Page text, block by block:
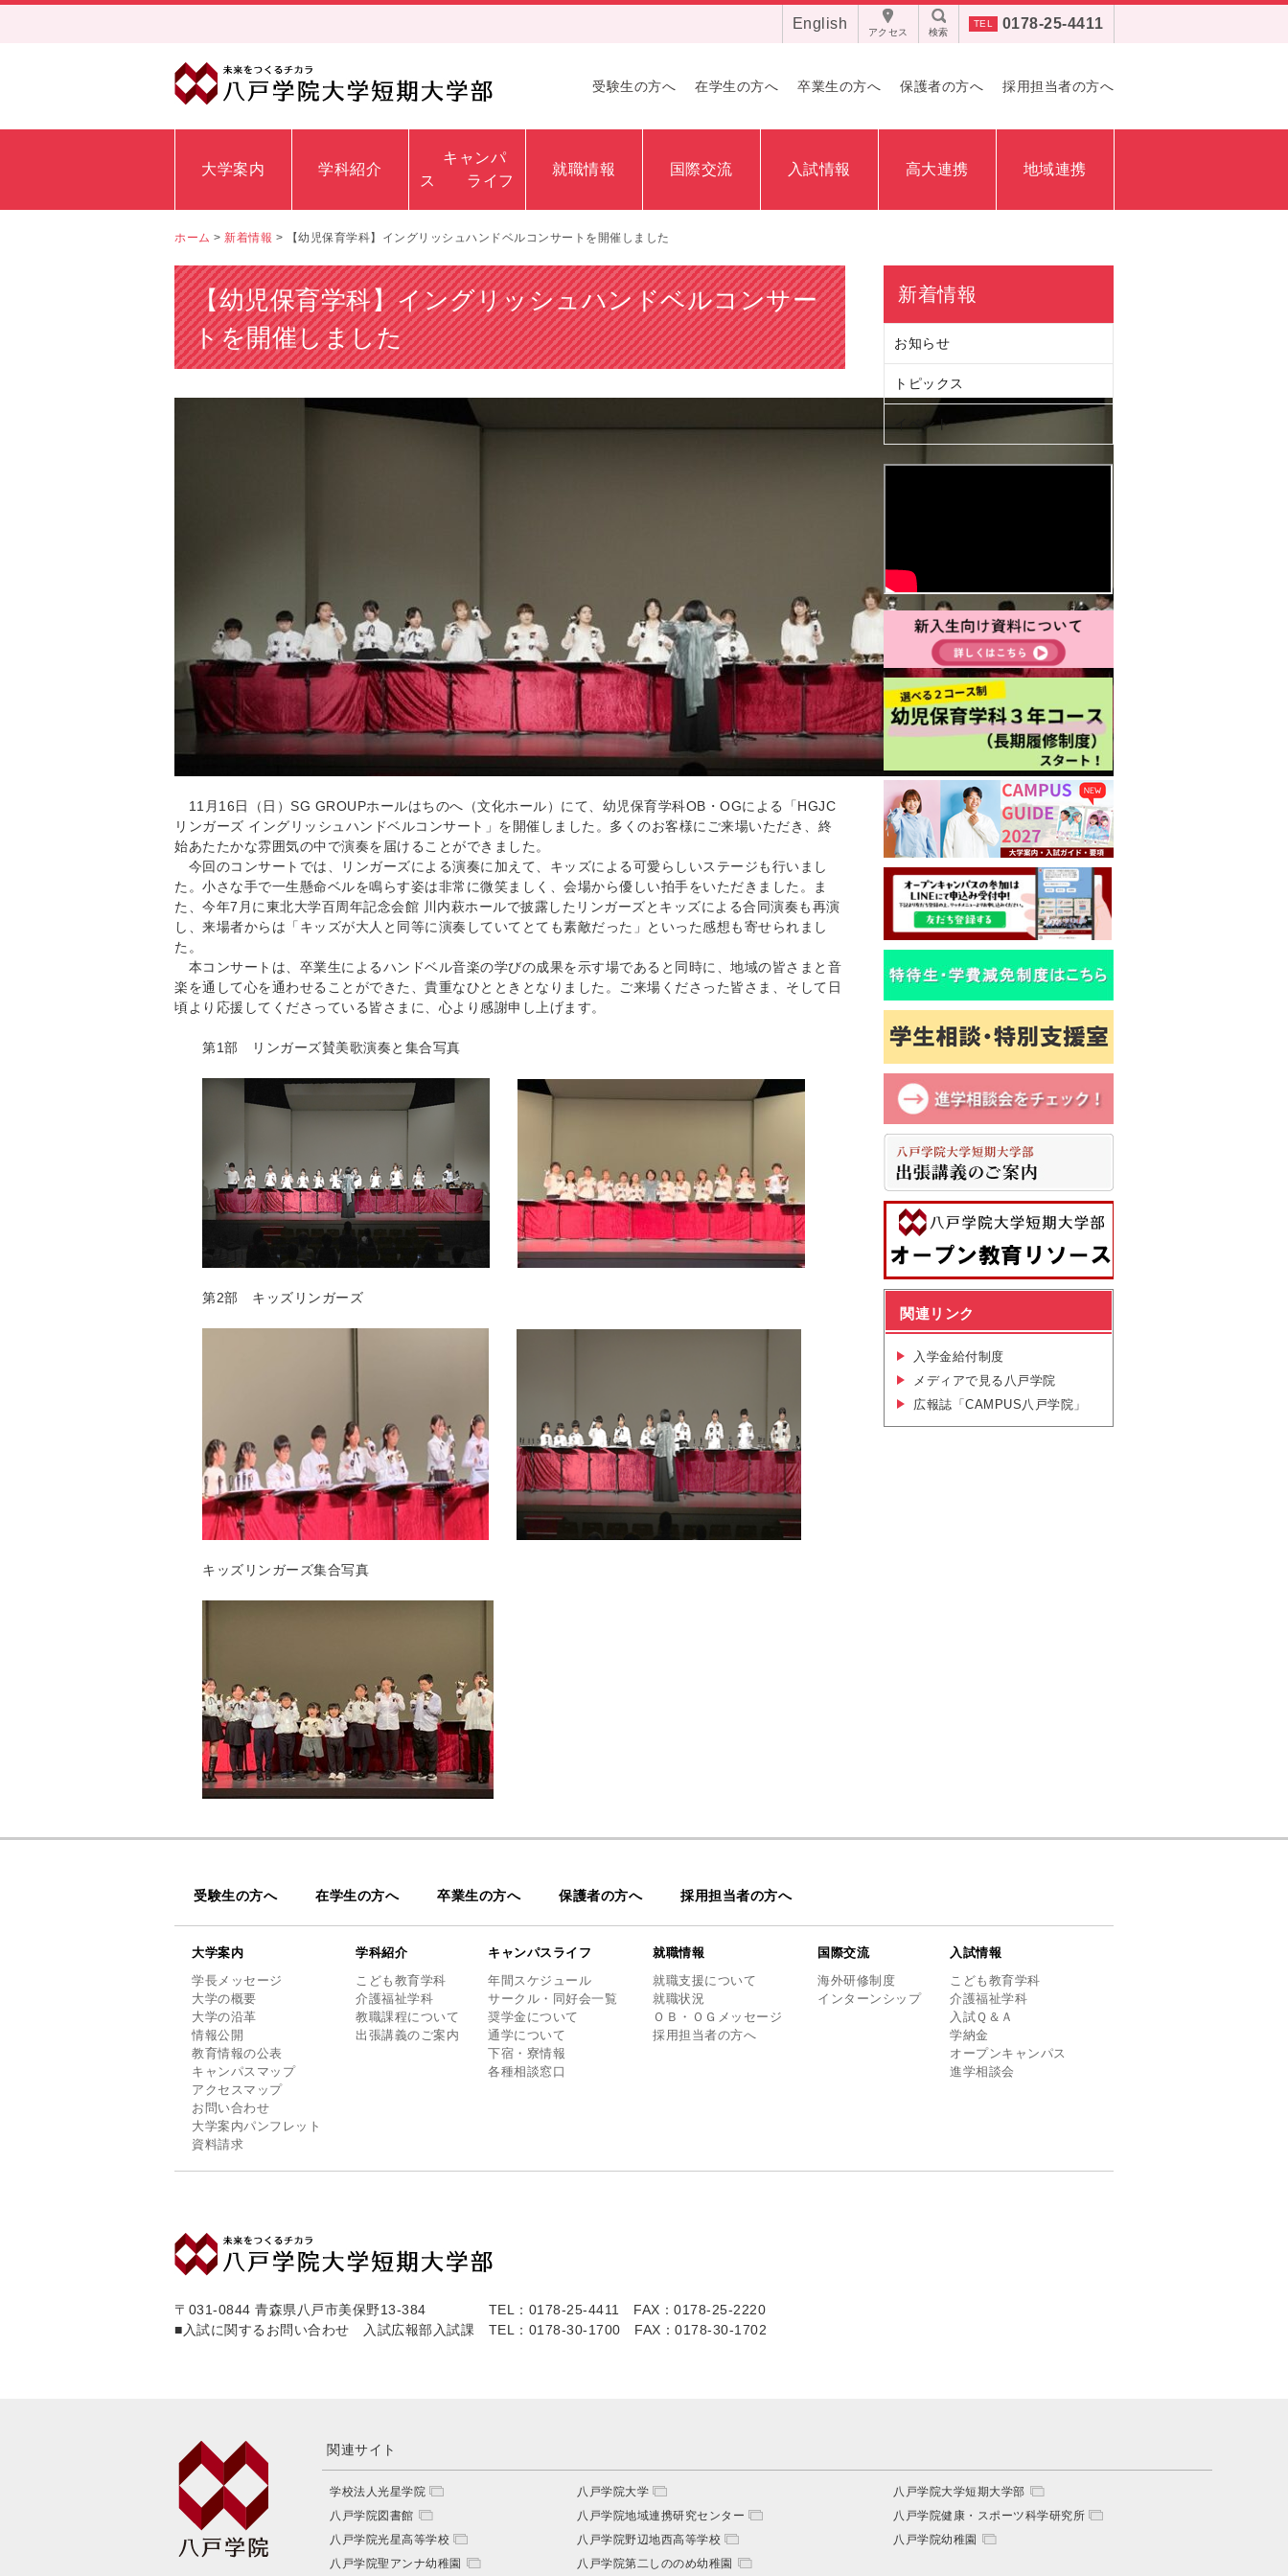
0178-25-4411
検索
English
アクセス
受験生の方へ 在学生の方へ 卒業生の方へ 保護者の方へ 採用担当者の方へ
大学案内 学科紹介
キャンパ
ス ライフ
就職情報 国際交流 入試情報 高大連携 地域連携
ホーム > 新着情報 > 【幼児保育学科】イングリッシュハンドベルコンサートを開催しました
【幼児保育学科】イングリッシュハンドベルコンサー
トを開催しました
11月16日（日）SG GROUPホールはちのへ（文化ホール）にて、幼児保育学科OB・OGによる「HGJC
リンガーズ イングリッシュハンドベルコンサート」を開催しました。多くのお客様にご来場いただき、終
始あたたかな雰囲気の中で演奏を届けることができました。
今回のコンサートでは、リンガーズによる演奏に加えて、キッズによる可愛らしいステージも行いまし
た。小さな手で一生懸命ベルを鳴らす姿は非常に微笑ましく、会場から優しい拍手をいただきました。ま
た、今年7月に東北大学百周年記念会館 川内萩ホールで披露したリンガーズとキッズによる合同演奏も再演
し、来場者からは「キッズが大人と同等に演奏していてとても素敵だった」といった感想も寄せられまし
た。
本コンサートは、卒業生によるハンドベル音楽の学びの成果を示す場であると同時に、地域の皆さまと音
楽を通して心を通わせることができた、貴重なひとときとなりました。ご来場くださった皆さま、そして日
頃より応援してくださっている皆さまに、心より感謝申し上げます。
第1部 リンガーズ賛美歌演奏と集合写真
第2部 キッズリンガーズ
キッズリンガーズ集合写真
新着情報
お知らせ
トピックス
イベント
関連リンク
入学金給付制度
メディアで見る八戸学院
広報誌「CAMPUS八戸学院」
受験生の方へ 在学生の方へ 卒業生の方へ 保護者の方へ 採用担当者の方へ
大学案内
学長メッセージ
大学の概要
大学の沿革
情報公開
教育情報の公表
キャンパスマップ
アクセスマップ
お問い合わせ
大学案内パンフレット
資料請求
学科紹介
こども教育学科
介護福祉学科
教職課程について
出張講義のご案内
キャンパスライフ
年間スケジュール
サークル・同好会一覧
奨学金について
通学について
下宿・寮情報
各種相談窓口
就職情報
就職支援について
就職状況
ＯＢ・ＯＧメッセージ
採用担当者の方へ
国際交流
海外研修制度
インターンシップ
入試情報
こども教育学科
介護福祉学科
入試Ｑ＆Ａ
学納金
オープンキャンパス
進学相談会
〒031-0844 青森県八戸市美保野13-384 TEL：0178-25-4411
FAX：0178-25-2220
■入試に関するお問い合わせ 入試広報部入試課
TEL：0178-30-1700 FAX：0178-30-1702
関連サイト
学校法人光星学院 八戸学院大学
八戸学院大学短期大学部
八戸学院図書館
八戸学院地域連携研究センター
八戸学院健康・スポーツ科学研究所
八戸学院光星高等学校
八戸学院野辺地西高等学校
八戸学院幼稚園
八戸学院聖アンナ幼稚園
八戸学院第二しののめ幼稚園